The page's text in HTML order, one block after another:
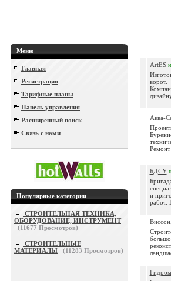
Меню
Главная
Регистрация
Тарифные планы
Панель управления
Расширенный поиск
Связь с нами
Популярные категории
СТРОИТЕЛЬНАЯ ТЕХНИКА,
ОБОРУДОВАНИЕ, ИНСТРУМЕНТ
(11677 Просмотров)
СТРОИТЕЛЬНЫЕ
МАТЕРИАЛЫ
(11283 Просмотров)
ArtES
ворот.
Аква-
БДСУ
и
работ.